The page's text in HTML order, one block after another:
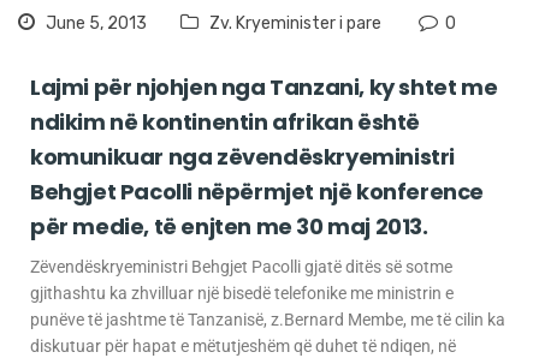
June 5, 2013 Zv. Kryeminister i pare 0
Lajmi për njohjen nga Tanzani, ky shtet me
ndikim në kontinentin afrikan është
komunikuar nga zëvendëskryeministri
Behgjet Pacolli nëpërmjet një konference
për medie, të enjten me 30 maj 2013.
Zëvendëskryeministri Behgjet Pacolli gjatë ditës së sotme
gjithashtu ka zhvilluar një bisedë telefonike me ministrin e
punëve të jashtme të Tanzanisë, z.Bernard Membe, me të cilin ka
diskutuar për hapat e mëtutjeshëm që duhet të ndiqen, në